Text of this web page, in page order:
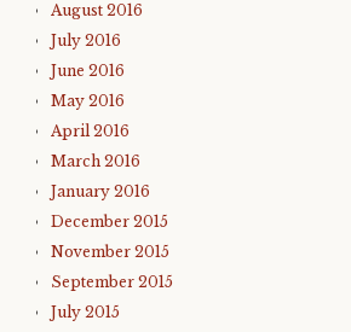
August 2016
July 2016
June 2016
May 2016
April 2016
March 2016
January 2016
December 2015
November 2015
September 2015
July 2015